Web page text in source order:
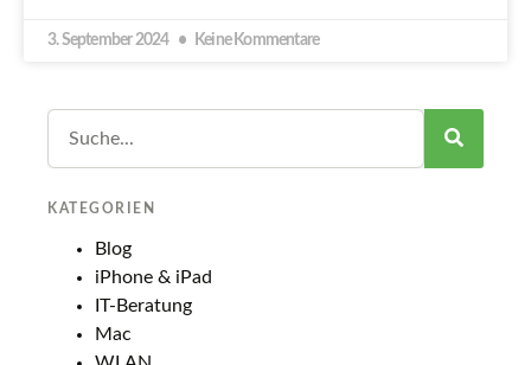
3. September 2024 Keine Kommentare
KATEGORIEN
Blog
iPhone & iPad
IT-Beratung
Mac